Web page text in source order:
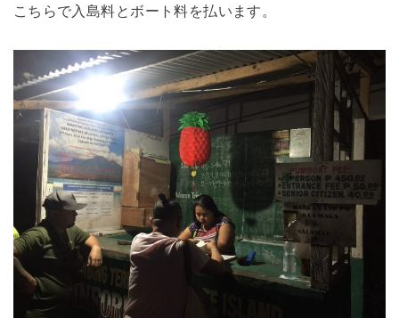
こちらで入島料とボート料を払います。